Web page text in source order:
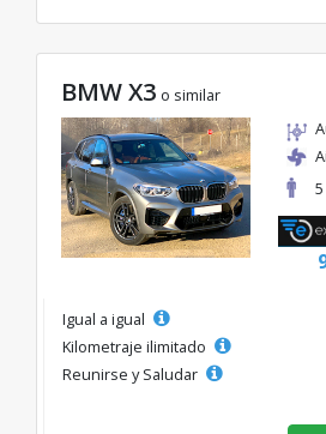
BMW X3 o similar
5
Igual a igual
Kilometraje ilimitado
Reunirse y Saludar